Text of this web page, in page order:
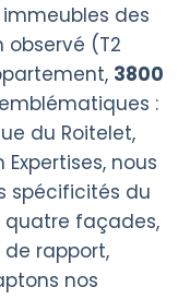
des
observé (T2
3800
:
du Roitelet,
Expertises, nous
spécificités du
quatre façades,
rapport,
nos